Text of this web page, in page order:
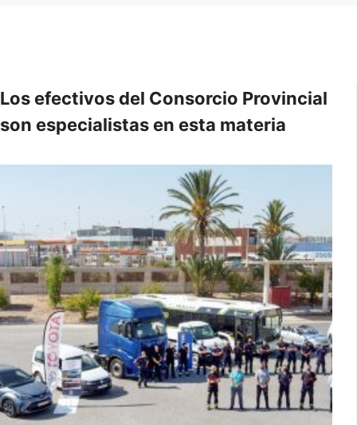
Los efectivos del Consorcio Provincial
son especialistas en esta materia